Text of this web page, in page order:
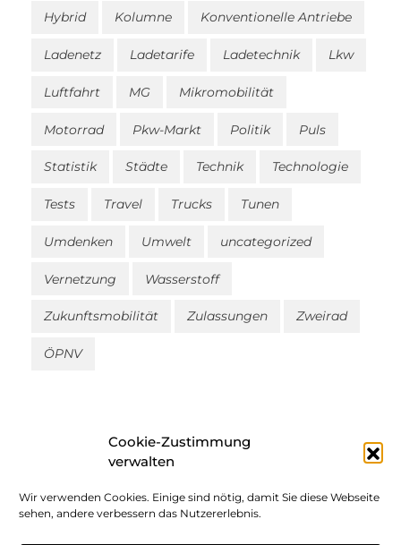
Cookie-Zustimmung
verwalten
Wir verwenden Cookies. Einige sind nötig, damit Sie diese Webseite
sehen, andere verbessern das Nutzererlebnis.
Hybrid Kolumne Konventionelle Antriebe
Ladenetz Ladetarife Ladetechnik Lkw
Luftfahrt MG Mikromobilität
Motorrad Pkw-Markt Politik Puls
Statistik Städte Technik Technologie
Tests Travel Trucks Tunen
Umdenken Umwelt uncategorized
Vernetzung Wasserstoff
Zukunftsmobilität Zulassungen Zweirad
ÖPNV
Impressum